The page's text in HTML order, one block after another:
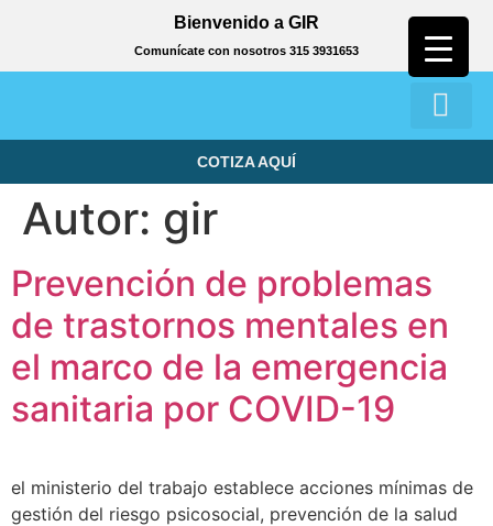
Bienvenido a GIR
Comunícate con nosotros 315 3931653
COTIZA AQUÍ
Autor: gir
Prevención de problemas
de trastornos mentales en
el marco de la emergencia
sanitaria por COVID-19
el ministerio del trabajo establece acciones mínimas de
gestión del riesgo psicosocial, prevención de la salud